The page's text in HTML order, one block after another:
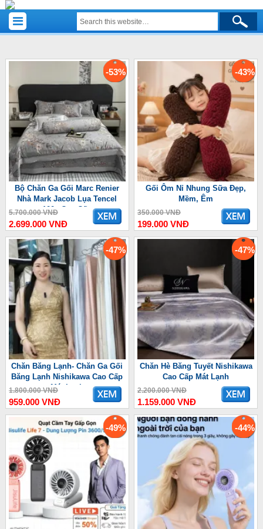
-53%
Bộ Chăn Ga Gối Marc Renier
Nhà Mark Jacob Lụa Tencel
100s Cao Cấp
5.700.000 VNĐ
2.699.000 VNĐ
-43%
Gối Ôm Nỉ Nhung Sữa Đẹp,
Mềm, Êm
350.000 VNĐ
199.000 VNĐ
-47%
Chăn Băng Lạnh- Chăn Ga Gối
Băng Lạnh Nishikawa Cao Cấp
Mát Lạnh
1.800.000 VNĐ
959.000 VNĐ
-47%
Chăn Hè Băng Tuyết Nishikawa
Cao Cấp Mát Lạnh
2.200.000 VNĐ
1.159.000 VNĐ
-49% -44%